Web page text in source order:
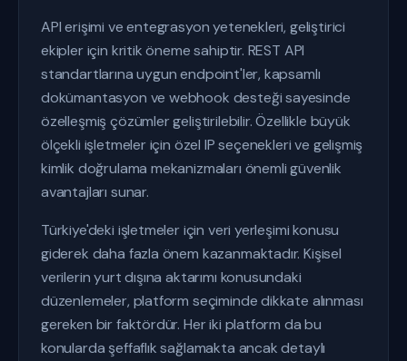
API erişimi ve entegrasyon yetenekleri, geliştirici
ekipler için kritik öneme sahiptir. REST API
standartlarına uygun endpoint'ler, kapsamlı
dokümantasyon ve webhook desteği sayesinde
özelleşmiş çözümler geliştirilebilir. Özellikle büyük
ölçekli işletmeler için özel IP seçenekleri ve gelişmiş
kimlik doğrulama mekanizmaları önemli güvenlik
avantajları sunar.
Türkiye'deki işletmeler için veri yerleşimi konusu
giderek daha fazla önem kazanmaktadır. Kişisel
verilerin yurt dışına aktarımı konusundaki
düzenlemeler, platform seçiminde dikkate alınması
gereken bir faktördür. Her iki platform da bu
konularda şeffaflık sağlamakta ancak detaylı